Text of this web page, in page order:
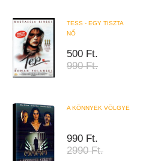
TESS - EGY TISZTA
NŐ
500 Ft.
990 Ft.
A KÖNNYEK VÖLGYE
990 Ft.
2990 Ft.